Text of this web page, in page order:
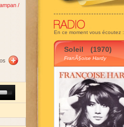
En ce moment vous écoutez :
Soleil (1970)
FranÃ§oise Hardy
/